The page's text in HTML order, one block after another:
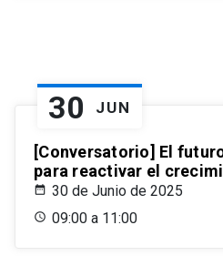
30 JUN
[Conversatorio] El
para reactivar el
30 de Junio de 2025
09:00 a 11:00